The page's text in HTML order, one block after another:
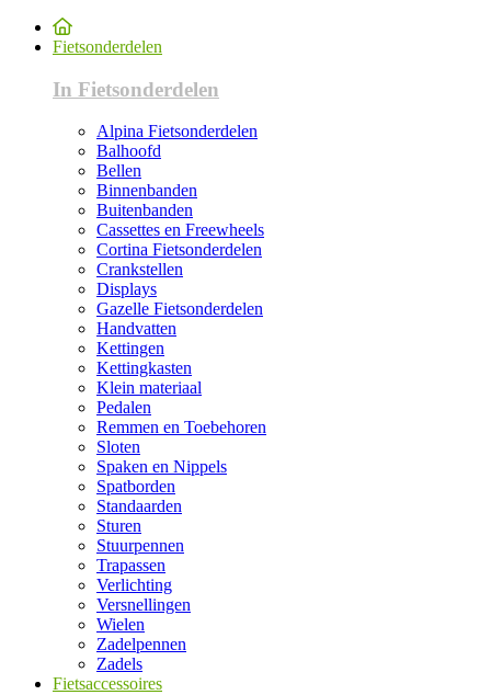
Fietsonderdelen
In Fietsonderdelen
Alpina Fietsonderdelen
Balhoofd
Bellen
Binnenbanden
Buitenbanden
Cassettes en Freewheels
Cortina Fietsonderdelen
Crankstellen
Displays
Gazelle Fietsonderdelen
Handvatten
Kettingen
Kettingkasten
Klein materiaal
Pedalen
Remmen en Toebehoren
Sloten
Spaken en Nippels
Spatborden
Standaarden
Sturen
Stuurpennen
Trapassen
Verlichting
Versnellingen
Wielen
Zadelpennen
Zadels
Fietsaccessoires